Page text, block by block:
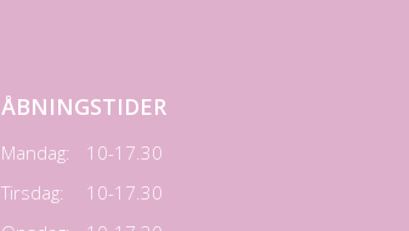
ÅBNINGSTIDER
Mandag:
10-17.30
Tirsdag:
10-17.30